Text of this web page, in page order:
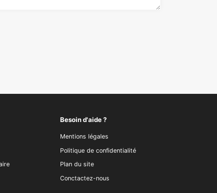
Besoin d'aide ?
Mentions légales
Politique de confidentialité
Plan du site
Conctactez-nous